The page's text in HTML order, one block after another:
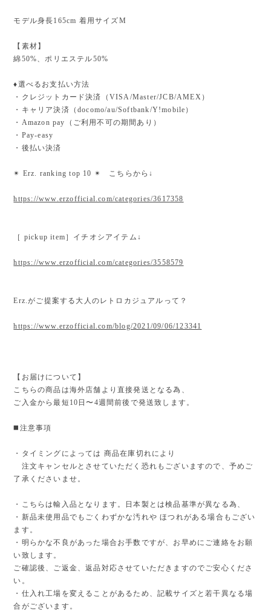
モデル身長165cm 着用サイズM
【素材】
綿50%、ポリエステル50%
♦︎選べるお支払い方法
・クレジットカード決済（VISA/Master/JCB/AMEX）
・キャリア決済（docomo/au/Softbank/Y!mobile）
・Amazon pay（ご利用不可の期間あり）
・Pay-easy
・後払い決済
✴︎ Erz. ranking top 10 ✴︎ こちらから↓
https://www.erzofficial.com/categories/3617358
［ pickup item］イチオシアイテム↓
https://www.erzofficial.com/categories/3558579
Erz.がご提案する大人のレトロカジュアルって？
https://www.erzofficial.com/blog/2021/09/06/123341
【お届けについて】
こちらの商品は海外店舗より直接発送となる為、
ご入金から最短10日〜4週間前後で発送致します。
◼️注意事項
・タイミングによっては 商品在庫切れにより
注文キャンセルとさせていただく恐れもございますので、予めご
了承くださいませ。
・こちらは輸入品となります。日本製とは検品基準が異なる為、
・新品未使用品でもごくわずかな汚れや ほつれがある場合もござい
ます。
・明らかな不良があった場合お手数ですが、お早めにご連絡をお願
い致します。
ご確認後、ご返金、返品対応させていただきますのでご安心くださ
い。
・仕入れ工場を変えることがあるため、記載サイズと若干異なる場
合がございます。